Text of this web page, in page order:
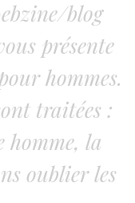
blog
présente
hommes.
traitées :
homme, la
oublier les